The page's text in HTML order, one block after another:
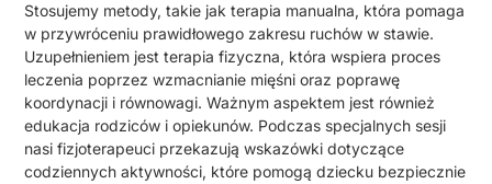
Stosujemy metody, takie jak terapia manualna, która pomaga
w przywróceniu prawidłowego zakresu ruchów w stawie.
Uzupełnieniem jest terapia fizyczna, która wspiera proces
leczenia poprzez wzmacnianie mięśni oraz poprawę
koordynacji i równowagi. Ważnym aspektem jest również
edukacja rodziców i opiekunów. Podczas specjalnych sesji
nasi fizjoterapeuci przekazują wskazówki dotyczące
codziennych aktywności, które pomogą dziecku bezpiecznie